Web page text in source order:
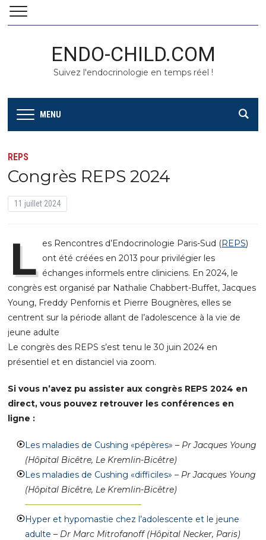
ENDO-CHILD.COM
Suivez l'endocrinologie en temps réel !
MENU
REPS
Congrès REPS 2024
11 juillet 2024
L es Rencontres d’Endocrinologie Paris-Sud (REPS)
ont été créées en 2013 pour privilégier les
échanges informels entre cliniciens. En 2024, le
congrès est organisé par Nathalie Chabbert-Buffet, Jacques
Young, Freddy Penfornis et Pierre Bougnères, elles se
centrent sur la période allant de l’adolescence à la vie de
jeune adulte
Le congrès des REPS s’est tenu le 30 juin 2024 en
présentiel et en distanciel via zoom.
Si vous n’avez pu assister aux congrès REPS 2024 en
direct, vous pouvez retrouver les conférences en
ligne :
Les maladies de Cushing «pépères» – Pr Jacques Young
(Hôpital Bicêtre, Le Kremlin-Bicêtre)
Les maladies de Cushing «difficiles» – Pr Jacques Young
(Hôpital Bicêtre, Le Kremlin-Bicêtre)
––––––––––––––––––––––––––––
Hyper et hypomastie chez l’adolescente et le jeune
adulte – Dr Marc Mitrofanoff (Hôpital Necker, Paris)